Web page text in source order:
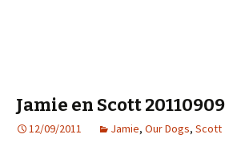
Jamie en Scott 20110909
12/09/2011 Jamie, Our Dogs, Scott